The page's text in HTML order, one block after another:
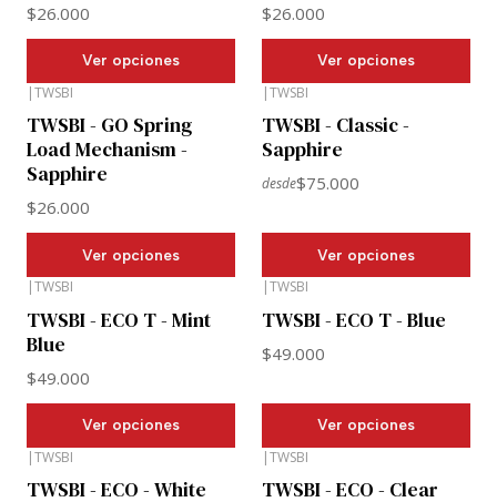
$26.000
Ver opciones
$26.000
Ver opciones
|TWSBI
TWSBI - GO Spring
Load Mechanism -
Sapphire
$26.000
Ver opciones
|TWSBI
TWSBI - Classic -
Sapphire
desde$75.000
Ver opciones
|TWSBI
TWSBI - ECO T - Mint
Blue
$49.000
Ver opciones
|TWSBI
TWSBI - ECO T - Blue
$49.000
Ver opciones
|TWSBI
TWSBI - ECO - White
|TWSBI
TWSBI - ECO - Clear